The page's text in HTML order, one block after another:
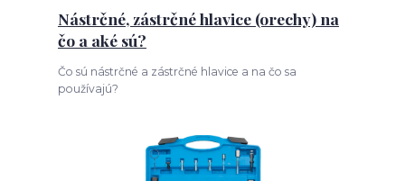
Nástrčné, zástrčné hlavice (orechy) na
čo a aké sú?
Čo sú nástrčné a zástrčné hlavice a na čo sa
používajú?